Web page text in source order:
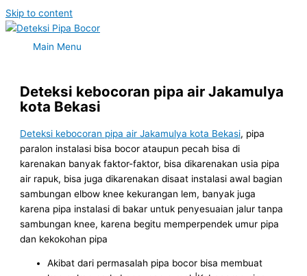
Skip to content
Main Menu
Deteksi kebocoran pipa air Jakamulya
kota Bekasi
Deteksi kebocoran pipa air Jakamulya kota Bekasi, pipa
paralon instalasi bisa bocor ataupun pecah bisa di
karenakan banyak faktor-faktor, bisa dikarenakan usia pipa
air rapuk, bisa juga dikarenakan disaat instalasi awal bagian
sambungan elbow knee kekurangan lem, banyak juga
karena pipa instalasi di bakar untuk penyesuaian jalur tanpa
sambungan knee, karena begitu memperpendek umur pipa
dan kekokohan pipa
Akibat dari permasalah pipa bocor bisa membuat